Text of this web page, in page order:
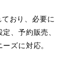
おり、必要に
、予約販売、
ズに対応。